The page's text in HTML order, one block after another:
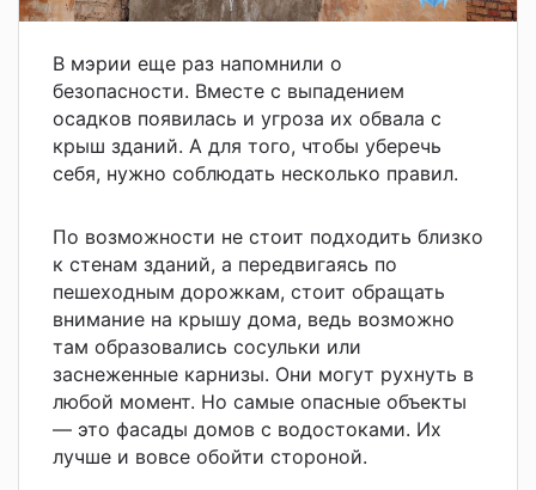
В мэрии еще раз напомнили о
безопасности. Вместе с выпадением
осадков появилась и угроза их обвала с
крыш зданий. А для того, чтобы уберечь
себя, нужно соблюдать несколько правил.
По возможности не стоит подходить близко
к стенам зданий, а передвигаясь по
пешеходным дорожкам, стоит обращать
внимание на крышу дома, ведь возможно
там образовались сосульки или
заснеженные карнизы. Они могут рухнуть в
любой момент. Но самые опасные объекты
— это фасады домов с водостоками. Их
лучше и вовсе обойти стороной.